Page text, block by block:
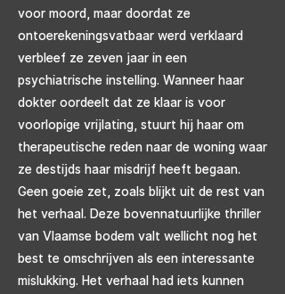
voor moord, maar doordat ze
ontoerekeningsvatbaar werd verklaard
verbleef ze zeven jaar in een
psychiatrische instelling. Wanneer haar
dokter oordeelt dat ze klaar is voor
voorlopige vrijlating, stuurt hij haar om
therapeutische reden naar de woning waar
ze destijds haar misdrijf heeft begaan.
Geen goeie zet, zoals blijkt uit de rest van
het verhaal. Deze bovennatuurlijke thriller
van Vlaamse bodem valt wellicht nog het
best te omschrijven als een interessante
mislukking. Het verhaal had iets kunnen